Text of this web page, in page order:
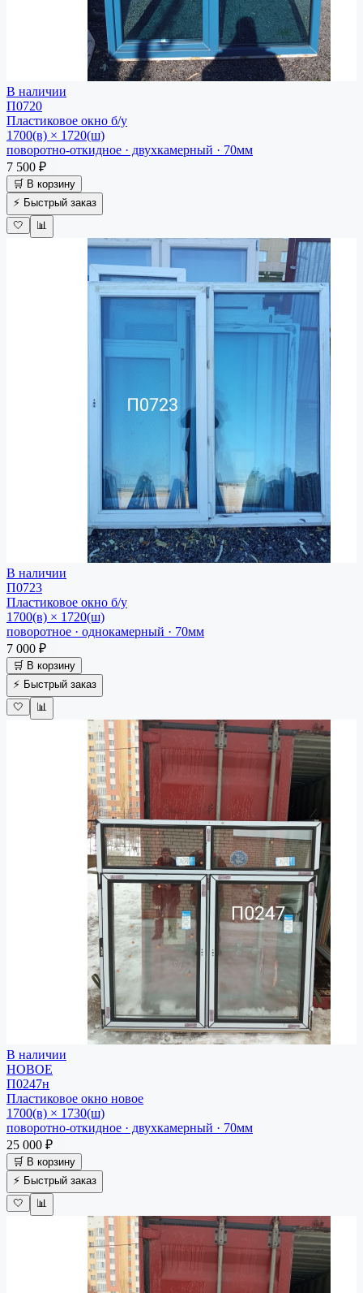
В наличии
П0720
Пластиковое окно б/у
1700(в) × 1720(ш)
поворотно-откидное · двухкамерный · 70мм
7 500 ₽
🛒 В корзину
⚡ Быстрый заказ
🤍
📊
В наличии
П0723
Пластиковое окно б/у
1700(в) × 1720(ш)
поворотное · однокамерный · 70мм
7 000 ₽
🛒 В корзину
⚡ Быстрый заказ
🤍
📊
В наличии
НОВОЕ
П0247н
Пластиковое окно новое
1700(в) × 1730(ш)
поворотно-откидное · двухкамерный · 70мм
25 000 ₽
🛒 В корзину
⚡ Быстрый заказ
🤍
📊